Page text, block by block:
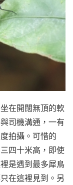
在開闊無頂的軟
司機溝通，一有
拍攝。可惜的
四十米高，即使
是遇到最多犀鳥
在這裡見到。另